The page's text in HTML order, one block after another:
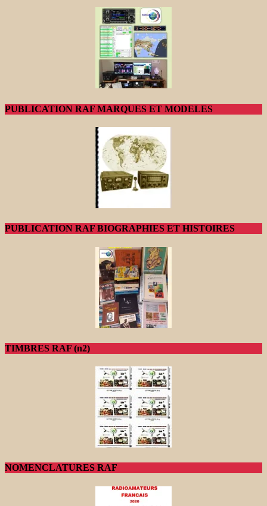
PUBLICATION RAF MARQUES ET MODELES
PUBLICATION RAF BIOGRAPHIES ET HISTOIRES
TIMBRES RAF (n2)
NOMENCLATURES RAF